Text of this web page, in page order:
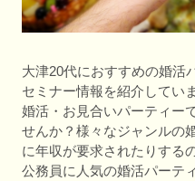
大津20代におすすめの婚活
セミナー情報を紹介してい
婚活・お見合いパーティー
せんか？様々なジャンルの
に年収が要求されたりする
公務員に人気の婚活パーテ